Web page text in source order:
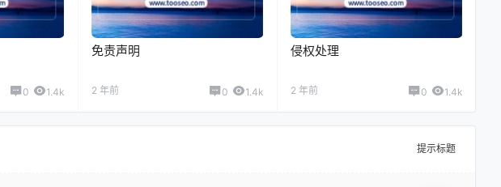
0 1.4k
免责声明
2 年前 0 1.4k
侵权处理
2 年前 0 1.4k
提示标题